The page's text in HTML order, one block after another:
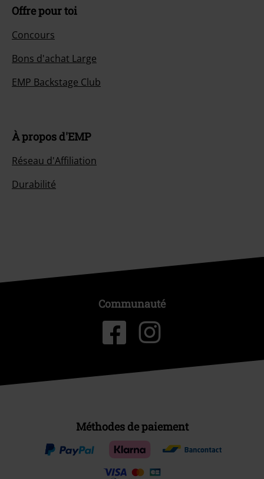
Offre pour toi
Concours
Bons d'achat Large
EMP Backstage Club
À propos d'EMP
Réseau d'Affiliation
Durabilité
Communauté
Méthodes de paiement